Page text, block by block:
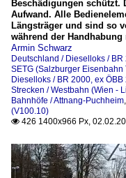
Beschädigungen schützt.
Aufwand. Alle
Längsträger und sind so
während der
Armin Schwarz
Deutschland / Dieselloks /
SETG (Salzburger
Dieselloks / BR 2000, ex
Strecken / Westbahn (Wien -
Bahnhöfe / Attnang-Puchheim,
(V100.10)
 426 1400x966 Px,